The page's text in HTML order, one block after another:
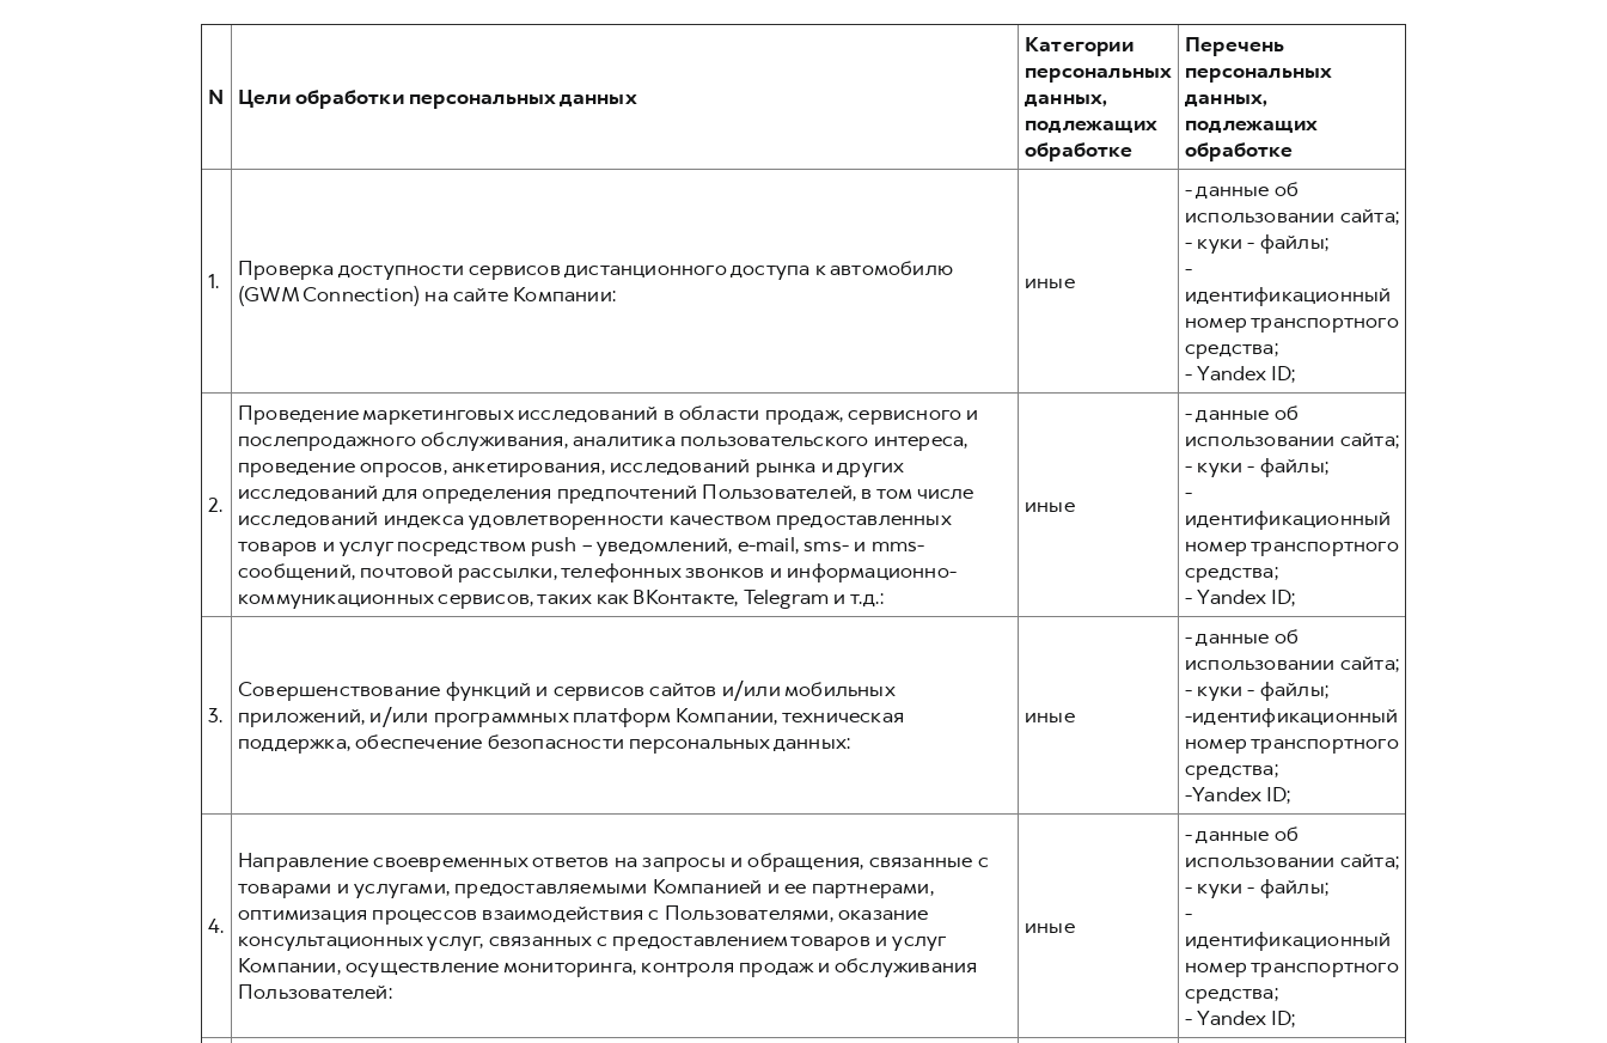
N Цели обработки персональных данных
Категории
персональных
данных,
подлежащих
обработке
Перечень
персональных
данных,
подлежащих
обработке
1.
Проверка доступности сервисов дистанционного доступа к автомобилю
(GWM Connection) на сайте Компании:
иные
- данные об
использовании сайта;
- куки - файлы;
-
идентификационный
номер транспортного
средства;
- Yandex ID;
2.
Проведение маркетинговых исследований в области продаж, сервисного и
послепродажного обслуживания, аналитика пользовательского интереса,
проведение опросов, анкетирования, исследований рынка и других
исследований для определения предпочтений Пользователей, в том числе
исследований индекса удовлетворенности качеством предоставленных
товаров и услуг посредством push – уведомлений, e-mail, sms- и mms-
сообщений, почтовой рассылки, телефонных звонков и информационно-
коммуникационных сервисов, таких как ВКонтакте, Telegram и т.д.:
иные
- данные об
использовании сайта;
- куки - файлы;
-
идентификационный
номер транспортного
средства;
- Yandex ID;
3.
Совершенствование функций и сервисов сайтов и/или мобильных
приложений, и/или программных платформ Компании, техническая
поддержка, обеспечение безопасности персональных данных:
иные
- данные об
использовании сайта;
- куки - файлы;
-идентификационный
номер транспортного
средства;
-Yandex ID;
4.
Направление своевременных ответов на запросы и обращения, связанные с
товарами и услугами, предоставляемыми Компанией и ее партнерами,
оптимизация процессов взаимодействия с Пользователями, оказание
консультационных услуг, связанных с предоставлением товаров и услуг
Компании, осуществление мониторинга, контроля продаж и обслуживания
Пользователей:
иные
- данные об
использовании сайта;
- куки - файлы;
-
идентификационный
номер транспортного
средства;
- Yandex ID;